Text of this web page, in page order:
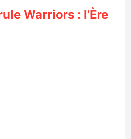
Warriors : l'Ère